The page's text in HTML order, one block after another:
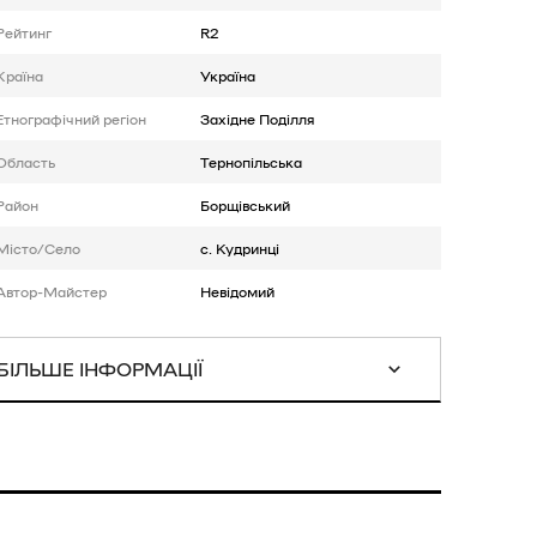
R2
Україна
регіон Західне Поділля
Тернопільська
Борщівський
Село с. Кудринці
Майстер Невідомий
ІНФОРМАЦІЇ